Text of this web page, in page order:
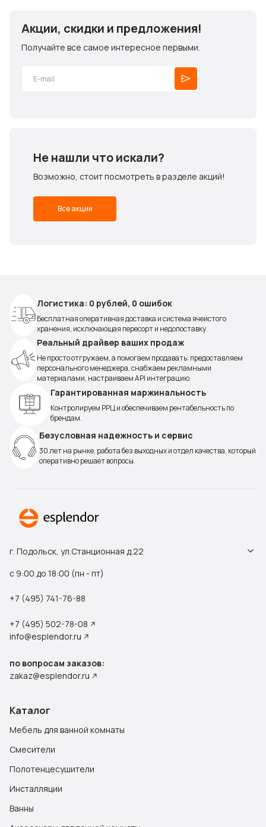
Акции, скидки и предложения!
Получайте все самое интересное первыми.
Не нашли что искали?
Возможно, стоит посмотреть в разделе акций!
Все акции
Логистика: 0 рублей, 0 ошибок
Бесплатная оперативная доставка и система ячеистого
хранения, исключающая пересорт и недопоставку.
Реальный драйвер ваших продаж
Не просто отгружаем, а помогаем продавать: предоставляем
персонального менеджера, снабжаем рекламными
материалами, настраиваем API интеграцию.
Гарантированная маржинальность
Контролируем РРЦ и обеспечиваем рентабельность по
брендам.
Безусловная надежность и сервис
30 лет на рынке, работа без выходных и отдел качества, который
оперативно решает вопросы.
г. Подольск, ул.Станционная д.22
с 9:00 до 18:00 (пн - пт)
+7 (495) 741-76-88
+7 (495) 502-78-08
info@esplendor.ru
по вопросам заказов:
zakaz@esplendor.ru
Каталог
Мебель для ванной комнаты
Смесители
Полотенцесушители
Инсталляции
Ванны